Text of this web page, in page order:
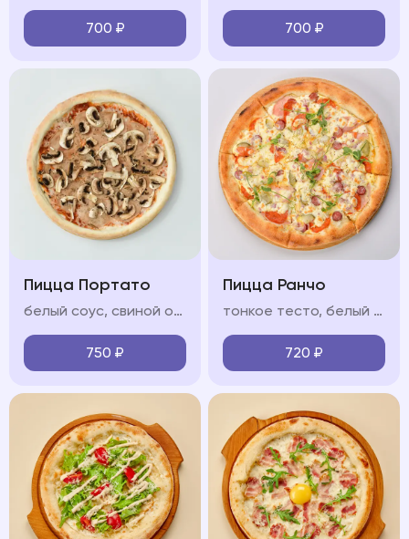
700 ₽ 700 ₽
Пицца Портато
белый соус, свиной окорок, охотничьи колбаски, бекон сырокопчёный, моцарелла, красный лук, соус барбекю
750 ₽
Пицца Ранчо
тонкое тесто, белый соус, ветчина, охотничьи колбаски, салями, моцарелла, красный лук, яйцо
720 ₽